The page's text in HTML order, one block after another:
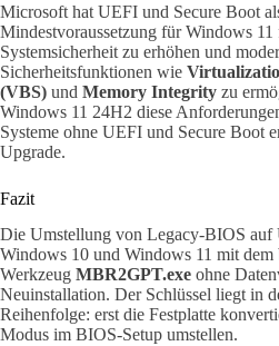
Microsoft hat UEFI und Secure Boot
Mindestvoraussetzung für Windows 11
Systemsicherheit zu erhöhen und
Sicherheitsfunktionen wie
(VBS) und Memory Integrity zu
Windows 11 24H2 diese
Systeme ohne UEFI und Secure Boot
Upgrade.
Fazit
Die Umstellung von Legacy-BIOS auf
Windows 10 und Windows 11 mit dem
Werkzeug MBR2GPT.exe ohne
Neuinstallation. Der Schlüssel liegt in
Reihenfolge: erst die Festplatte
Modus im BIOS-Setup umstellen.